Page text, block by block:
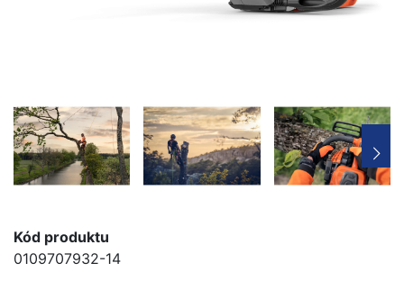
Kód produktu
0109707932-14